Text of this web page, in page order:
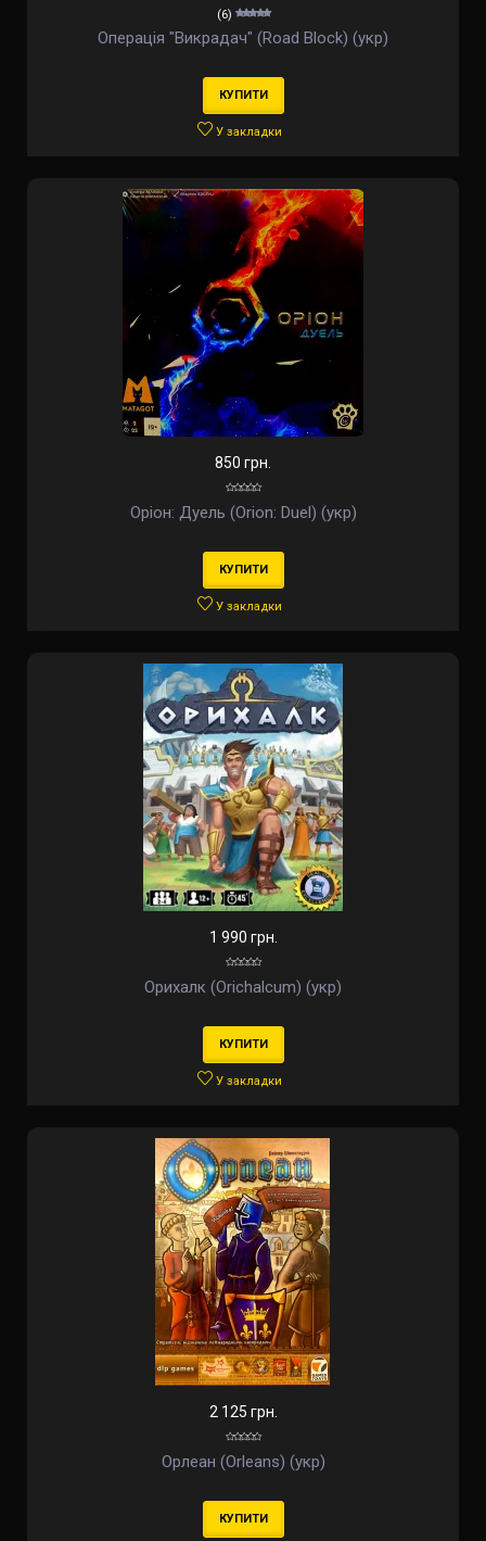
(6)
Операція "Викрадач" (Road Block) (укр)
КУПИТИ
У закладки
850 грн.
Оріон: Дуель (Orion: Duel) (укр)
КУПИТИ
У закладки
1 990 грн.
Орихалк (Orichalcum) (укр)
КУПИТИ
У закладки
2 125 грн.
Орлеан (Orleans) (укр)
КУПИТИ